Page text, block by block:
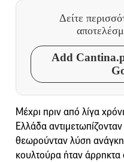
Δείτε
Add
Μέχρι πριν από λίγα
Ελλάδα
θεωρούνταν λύση
κουλτούρα ήταν